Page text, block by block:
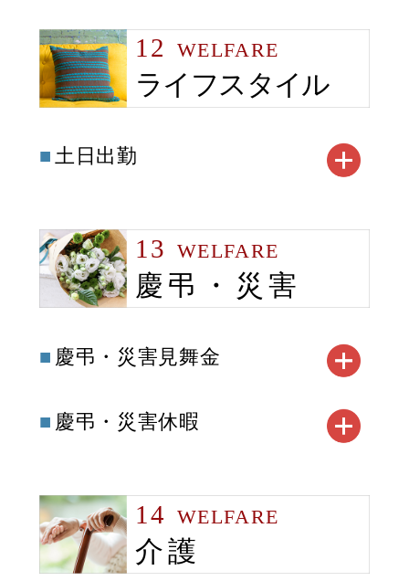
12 WELFARE
ライフスタイル
土日出勤
13 WELFARE
慶弔・災害
慶弔・災害見舞金
慶弔・災害休暇
14 WELFARE
介護